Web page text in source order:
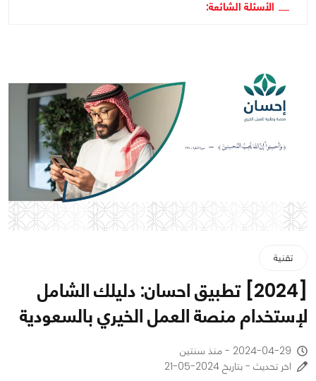
الأسئلة الشائعة:
تقنية
[2024] تطبيق احسان: دليلك الشامل
لإستخدام منصة العمل الخيري بالسعودية
2024-04-29 - منذ سنتين
اخر تحديث - بتاريخ 2024-05-21